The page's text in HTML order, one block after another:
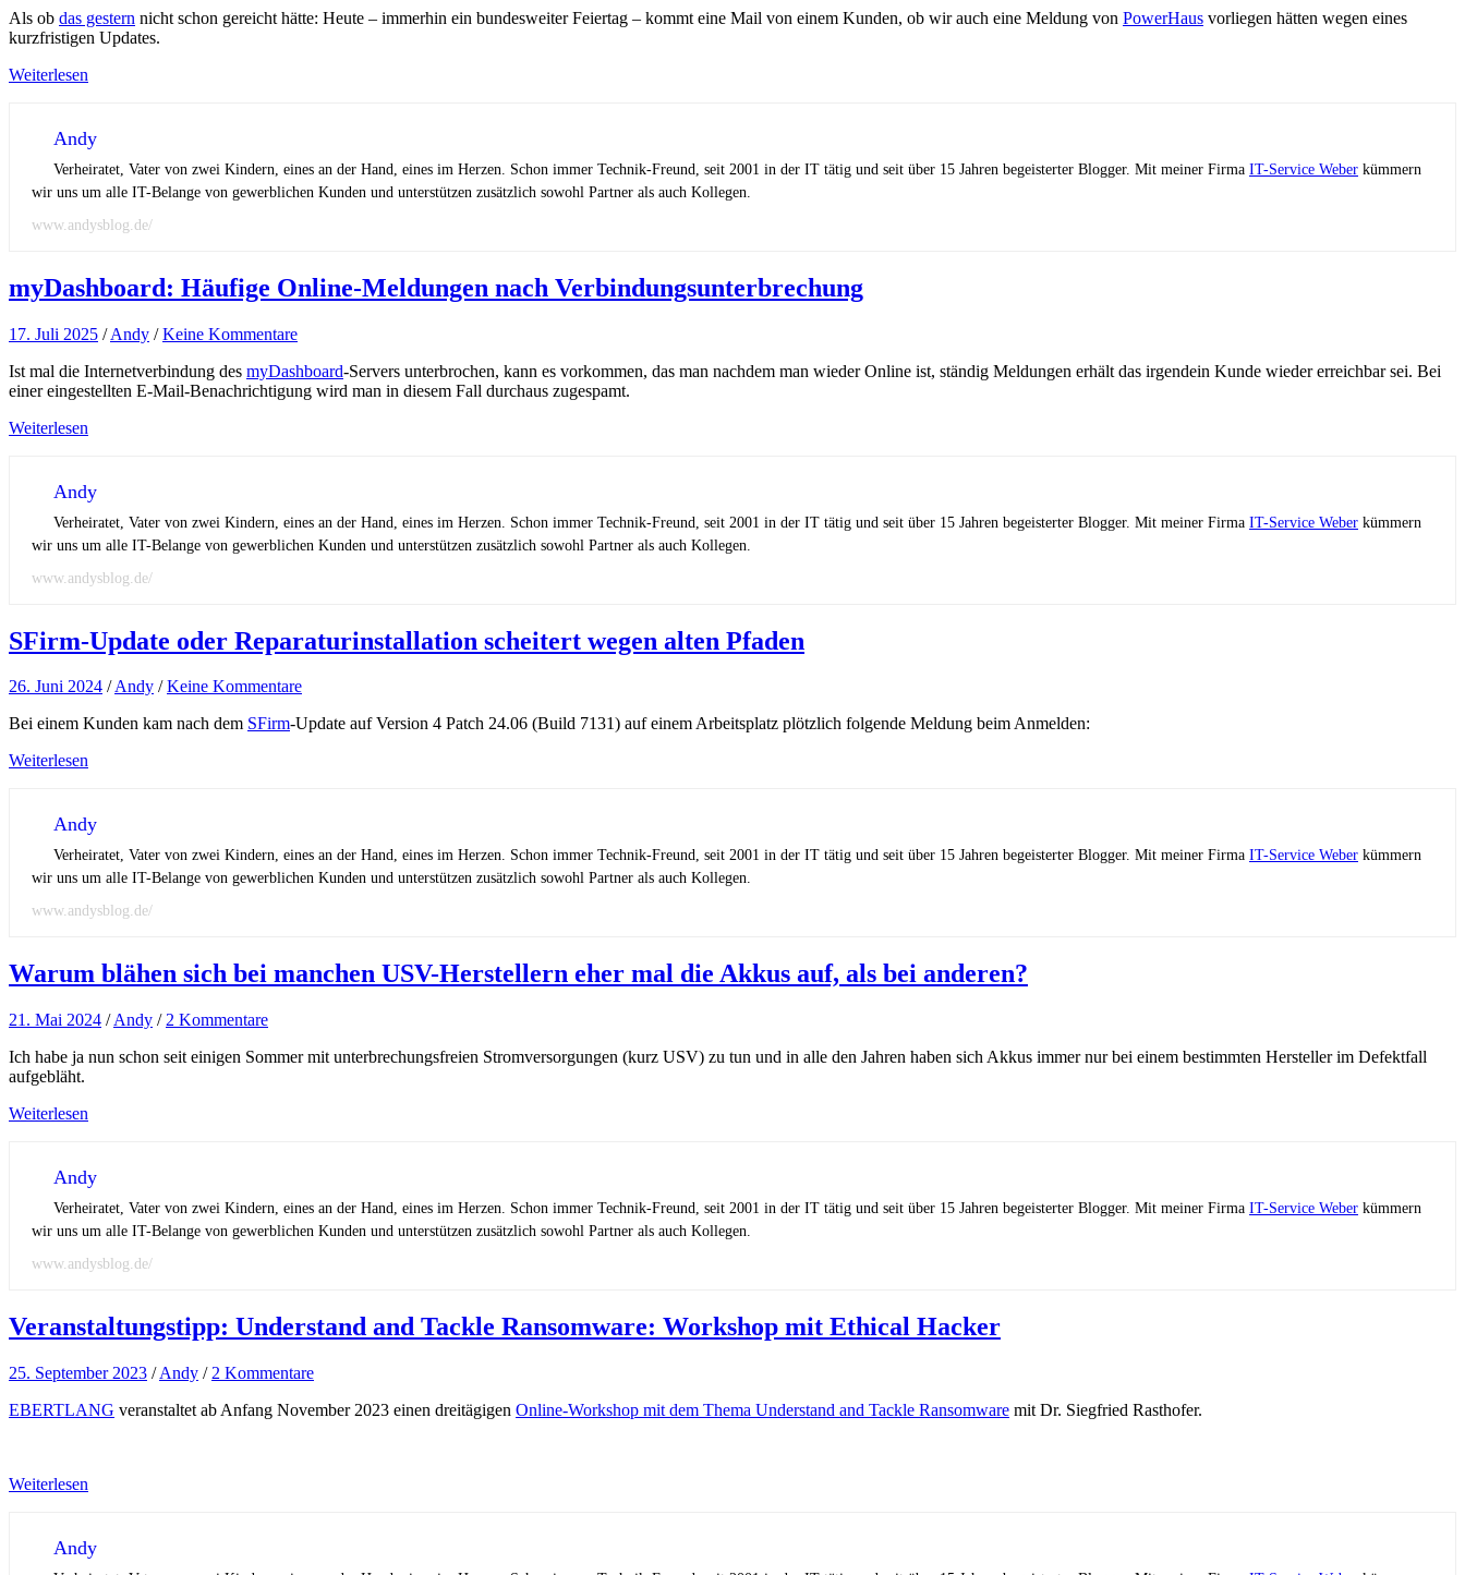
Als ob das gestern nicht schon gereicht hätte: Heute – immerhin ein bundesweiter Feiertag – kommt eine Mail von einem Kunden, ob wir auch eine Meldung von PowerHaus vorliegen hätten wegen eines
kurzfristigen Updates.
Weiterlesen
Andy
Verheiratet, Vater von zwei Kindern, eines an der Hand, eines im Herzen. Schon immer Technik-Freund, seit 2001 in der IT tätig und seit über 15 Jahren begeisterter Blogger. Mit meiner Firma IT-Service Weber kümmern
wir uns um alle IT-Belange von gewerblichen Kunden und unterstützen zusätzlich sowohl Partner als auch Kollegen.
www.andysblog.de/
myDashboard: Häufige Online-Meldungen nach Verbindungsunterbrechung
17. Juli 2025 /Andy /Keine Kommentare
Ist mal die Internetverbindung des myDashboard-Servers unterbrochen, kann es vorkommen, das man nachdem man wieder Online ist, ständig Meldungen erhält das irgendein Kunde wieder erreichbar sei. Bei
einer eingestellten E-Mail-Benachrichtigung wird man in diesem Fall durchaus zugespamt.
Weiterlesen
Andy
Verheiratet, Vater von zwei Kindern, eines an der Hand, eines im Herzen. Schon immer Technik-Freund, seit 2001 in der IT tätig und seit über 15 Jahren begeisterter Blogger. Mit meiner Firma IT-Service Weber kümmern
wir uns um alle IT-Belange von gewerblichen Kunden und unterstützen zusätzlich sowohl Partner als auch Kollegen.
www.andysblog.de/
SFirm-Update oder Reparaturinstallation scheitert wegen alten Pfaden
26. Juni 2024 /Andy /Keine Kommentare
Bei einem Kunden kam nach dem SFirm-Update auf Version 4 Patch 24.06 (Build 7131) auf einem Arbeitsplatz plötzlich folgende Meldung beim Anmelden:
Weiterlesen
Andy
Verheiratet, Vater von zwei Kindern, eines an der Hand, eines im Herzen. Schon immer Technik-Freund, seit 2001 in der IT tätig und seit über 15 Jahren begeisterter Blogger. Mit meiner Firma IT-Service Weber kümmern
wir uns um alle IT-Belange von gewerblichen Kunden und unterstützen zusätzlich sowohl Partner als auch Kollegen.
www.andysblog.de/
Warum blähen sich bei manchen USV-Herstellern eher mal die Akkus auf, als bei anderen?
21. Mai 2024 /Andy / 2 Kommentare
Ich habe ja nun schon seit einigen Sommer mit unterbrechungsfreien Stromversorgungen (kurz USV) zu tun und in alle den Jahren haben sich Akkus immer nur bei einem bestimmten Hersteller im Defektfall
aufgebläht.
Weiterlesen
Andy
Verheiratet, Vater von zwei Kindern, eines an der Hand, eines im Herzen. Schon immer Technik-Freund, seit 2001 in der IT tätig und seit über 15 Jahren begeisterter Blogger. Mit meiner Firma IT-Service Weber kümmern
wir uns um alle IT-Belange von gewerblichen Kunden und unterstützen zusätzlich sowohl Partner als auch Kollegen.
www.andysblog.de/
Veranstaltungstipp: Understand and Tackle Ransomware: Workshop mit Ethical Hacker
25. September 2023 /Andy / 2 Kommentare
EBERTLANG veranstaltet ab Anfang November 2023 einen dreitägigen Online-Workshop mit dem Thema Understand and Tackle Ransomware mit Dr. Siegfried Rasthofer.
Weiterlesen
Andy